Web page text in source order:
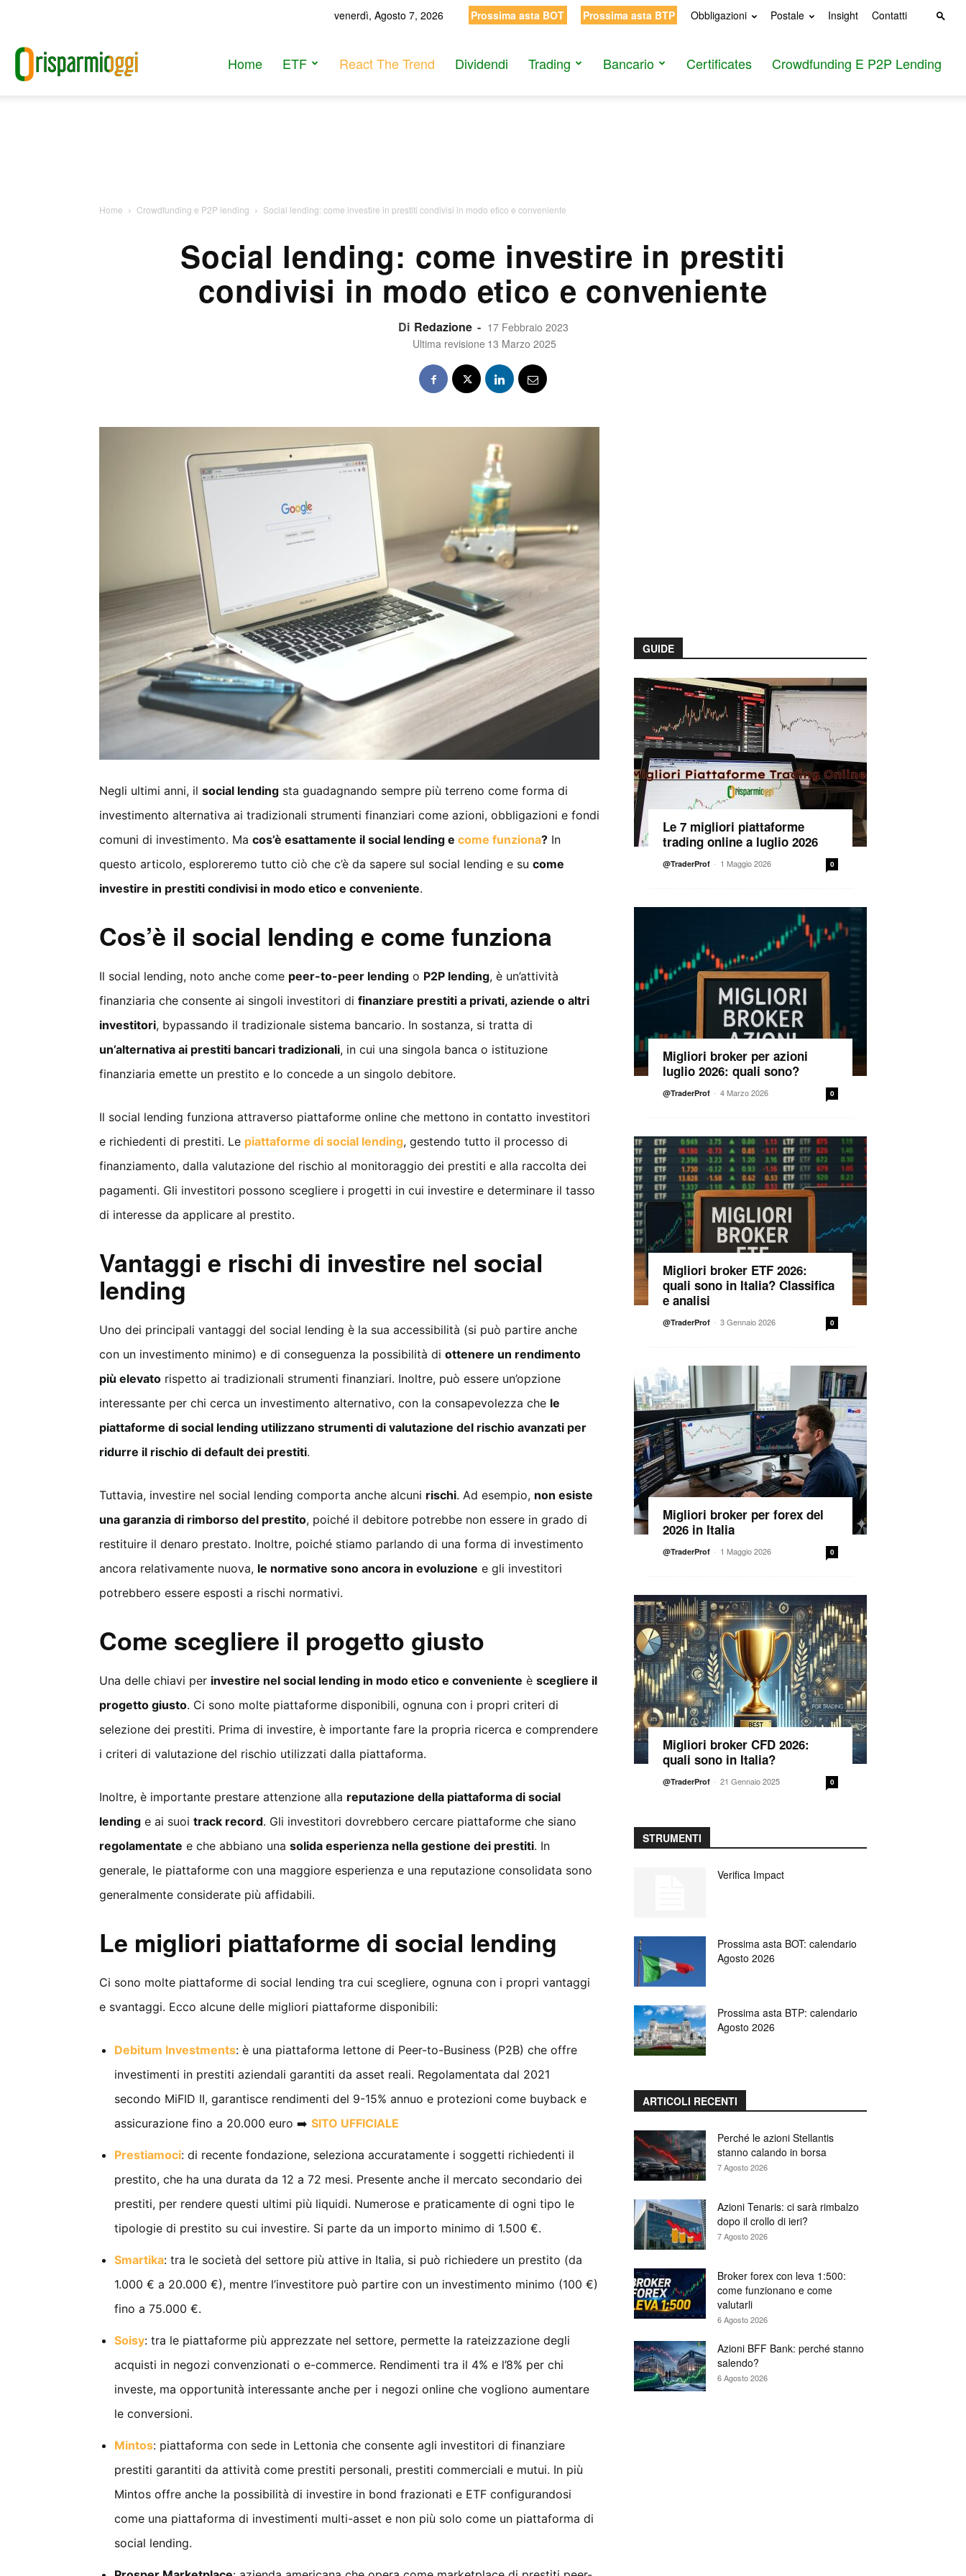
venerdì, Agosto 7, 2026 Prossima asta BOT Prossima asta BTP Obbligazioni Postale Insight Contatti
Home ETF React The Trend Dividendi Trading Bancario Certificates Crowdfunding E P2P Lending
Home Crowdfunding e P2P lending Social lending: come investire in prestiti condivisi in modo etico e conveniente
Social lending: come investire in prestiti
condivisi in modo etico e conveniente
Di Redazione - 17 Febbraio 2023
Ultima revisione 13 Marzo 2025
Negli ultimi anni, il social lending sta guadagnando sempre più terreno come forma di
investimento alternativa ai tradizionali strumenti finanziari come azioni, obbligazioni e fondi
comuni di investimento. Ma cos’è esattamente il social lending e come funziona? In
questo articolo, esploreremo tutto ciò che c’è da sapere sul social lending e su come
investire in prestiti condivisi in modo etico e conveniente.
Cos’è il social lending e come funziona
Il social lending, noto anche come peer-to-peer lending o P2P lending, è un’attività
finanziaria che consente ai singoli investitori di finanziare prestiti a privati, aziende o altri
investitori, bypassando il tradizionale sistema bancario. In sostanza, si tratta di
un’alternativa ai prestiti bancari tradizionali, in cui una singola banca o istituzione
finanziaria emette un prestito e lo concede a un singolo debitore.
Il social lending funziona attraverso piattaforme online che mettono in contatto investitori
e richiedenti di prestiti. Le piattaforme di social lending, gestendo tutto il processo di
finanziamento, dalla valutazione del rischio al monitoraggio dei prestiti e alla raccolta dei
pagamenti. Gli investitori possono scegliere i progetti in cui investire e determinare il tasso
di interesse da applicare al prestito.
Vantaggi e rischi di investire nel social
lending
Uno dei principali vantaggi del social lending è la sua accessibilità (si può partire anche
con un investimento minimo) e di conseguenza la possibilità di ottenere un rendimento
più elevato rispetto ai tradizionali strumenti finanziari. Inoltre, può essere un’opzione
interessante per chi cerca un investimento alternativo, con la consapevolezza che le
piattaforme di social lending utilizzano strumenti di valutazione del rischio avanzati per
ridurre il rischio di default dei prestiti.
Tuttavia, investire nel social lending comporta anche alcuni rischi. Ad esempio, non esiste
una garanzia di rimborso del prestito, poiché il debitore potrebbe non essere in grado di
restituire il denaro prestato. Inoltre, poiché stiamo parlando di una forma di investimento
ancora relativamente nuova, le normative sono ancora in evoluzione e gli investitori
potrebbero essere esposti a rischi normativi.
Come scegliere il progetto giusto
Una delle chiavi per investire nel social lending in modo etico e conveniente è scegliere il
progetto giusto. Ci sono molte piattaforme disponibili, ognuna con i propri criteri di
selezione dei prestiti. Prima di investire, è importante fare la propria ricerca e comprendere
i criteri di valutazione del rischio utilizzati dalla piattaforma.
Inoltre, è importante prestare attenzione alla reputazione della piattaforma di social
lending e ai suoi track record. Gli investitori dovrebbero cercare piattaforme che siano
regolamentate e che abbiano una solida esperienza nella gestione dei prestiti. In
generale, le piattaforme con una maggiore esperienza e una reputazione consolidata sono
generalmente considerate più affidabili.
Le migliori piattaforme di social lending
Ci sono molte piattaforme di social lending tra cui scegliere, ognuna con i propri vantaggi
e svantaggi. Ecco alcune delle migliori piattaforme disponibili:
Debitum Investments: è una piattaforma lettone di Peer-to-Business (P2B) che offre
investimenti in prestiti aziendali garantiti da asset reali. Regolamentata dal 2021
secondo MiFID II, garantisce rendimenti del 9-15% annuo e protezioni come buyback e
assicurazione fino a 20.000 euro ➡️ SITO UFFICIALE
Prestiamoci: di recente fondazione, seleziona accuratamente i soggetti richiedenti il
prestito, che ha una durata da 12 a 72 mesi. Presente anche il mercato secondario dei
prestiti, per rendere questi ultimi più liquidi. Numerose e praticamente di ogni tipo le
tipologie di prestito su cui investire. Si parte da un importo minimo di 1.500 €.
Smartika: tra le società del settore più attive in Italia, si può richiedere un prestito (da
1.000 € a 20.000 €), mentre l’investitore può partire con un investimento minimo (100 €)
fino a 75.000 €.
Soisy: tra le piattaforme più apprezzate nel settore, permette la rateizzazione degli
acquisti in negozi convenzionati o e-commerce. Rendimenti tra il 4% e l’8% per chi
investe, ma opportunità interessante anche per i negozi online che vogliono aumentare
le conversioni.
Mintos: piattaforma con sede in Lettonia che consente agli investitori di finanziare
prestiti garantiti da attività come prestiti personali, prestiti commerciali e mutui. In più
Mintos offre anche la possibilità di investire in bond frazionati e ETF configurandosi
come una piattaforma di investimenti multi-asset e non più solo come un piattaforma di
social lending.
GUIDE
Le 7 migliori piattaforme
trading online a luglio 2026
@TraderProf - 1 Maggio 2026 0
Migliori broker per azioni
luglio 2026: quali sono?
@TraderProf - 4 Marzo 2026 0
Migliori broker ETF 2026:
quali sono in Italia? Classifica
e analisi
@TraderProf - 3 Gennaio 2026 0
Migliori broker per forex del
2026 in Italia
@TraderProf - 1 Maggio 2026 0
Migliori broker CFD 2026:
quali sono in Italia?
@TraderProf - 21 Gennaio 2025 0
STRUMENTI
Verifica Impact
Prossima asta BOT: calendario
Agosto 2026
Prossima asta BTP: calendario
Agosto 2026
ARTICOLI RECENTI
Perché le azioni Stellantis
stanno calando in borsa
7 Agosto 2026
Azioni Tenaris: ci sarà rimbalzo
dopo il crollo di ieri?
7 Agosto 2026
Broker forex con leva 1:500:
come funzionano e come
valutarli
6 Agosto 2026
Azioni BFF Bank: perché stanno
salendo?
6 Agosto 2026